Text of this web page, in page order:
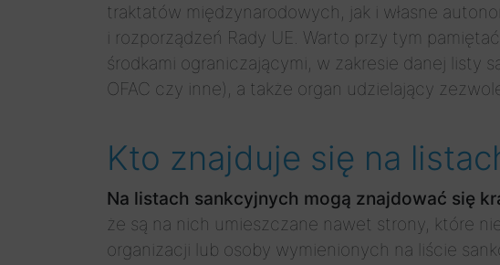
traktatów międzynarodowych, jak i własne
i rozporządzeń Rady UE. Warto przy tym
środkami ograniczającymi, w zakresie danej listy
OFAC czy inne), a także organ udzielający
Kto znajduje się na
Na listach sankcyjnych mogą znajdować się
że są na nich umieszczane nawet strony, które
organizacji lub osoby wymienionych na liście